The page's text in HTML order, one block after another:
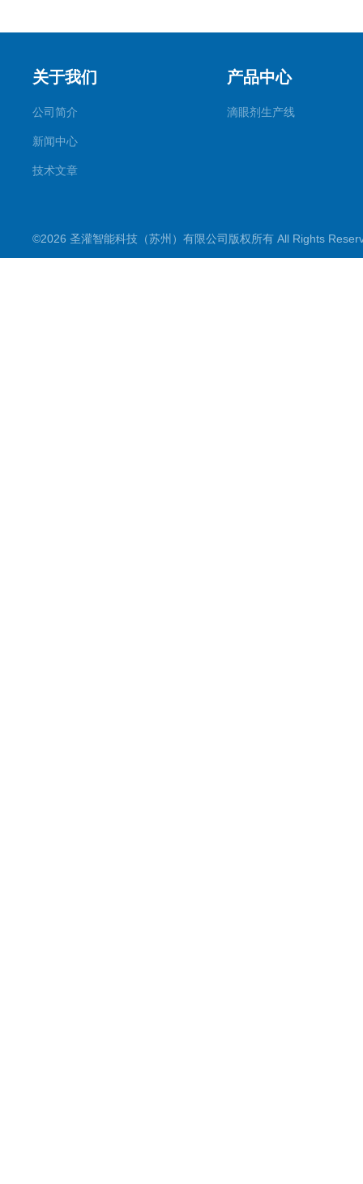
关于我们
公司简介
新闻中心
技术文章
产品中心
滴眼剂生产线
©2026 圣灌智能科技（苏州）有限公司版权所有 All Rights